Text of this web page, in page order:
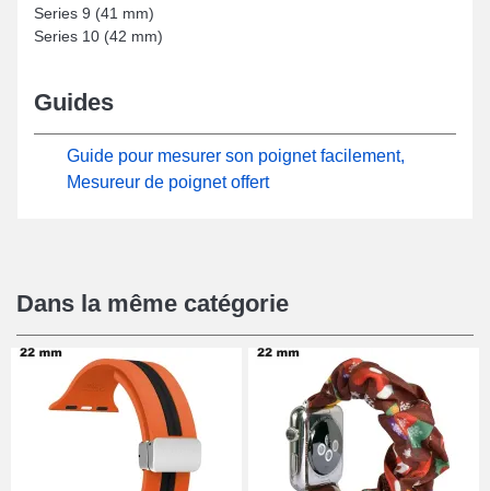
Series 9 (41 mm)
Series 10 (42 mm)
Guides
Guide pour mesurer son poignet facilement,
Mesureur de poignet offert
Dans la même catégorie